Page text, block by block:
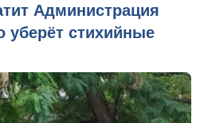
Администрация
уберёт стихийные